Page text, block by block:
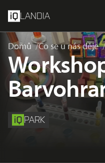
LANDIA
Domů Co se u nás děje
PARK